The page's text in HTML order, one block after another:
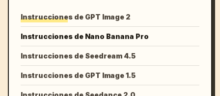
Instrucciones de GPT Image 2
Instrucciones de Nano Banana Pro
Instrucciones de Seedream 4.5
Instrucciones de GPT Image 1.5